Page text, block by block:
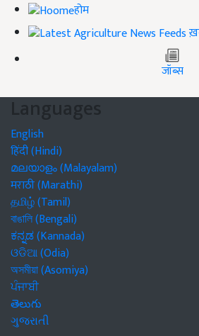
होम
जॉब्स
Languages
English
हिंदी (Hindi)
മലയാളം (Malayalam)
मराठी (Marathi)
தமிழ் (Tamil)
বাঙালি (Bengali)
ಕನ್ನಡ (Kannada)
ଓଡିଆ (Odia)
অসমীয়া (Asomiya)
ਪੰਜਾਬੀ
తెలుగు
ગુજરાતી